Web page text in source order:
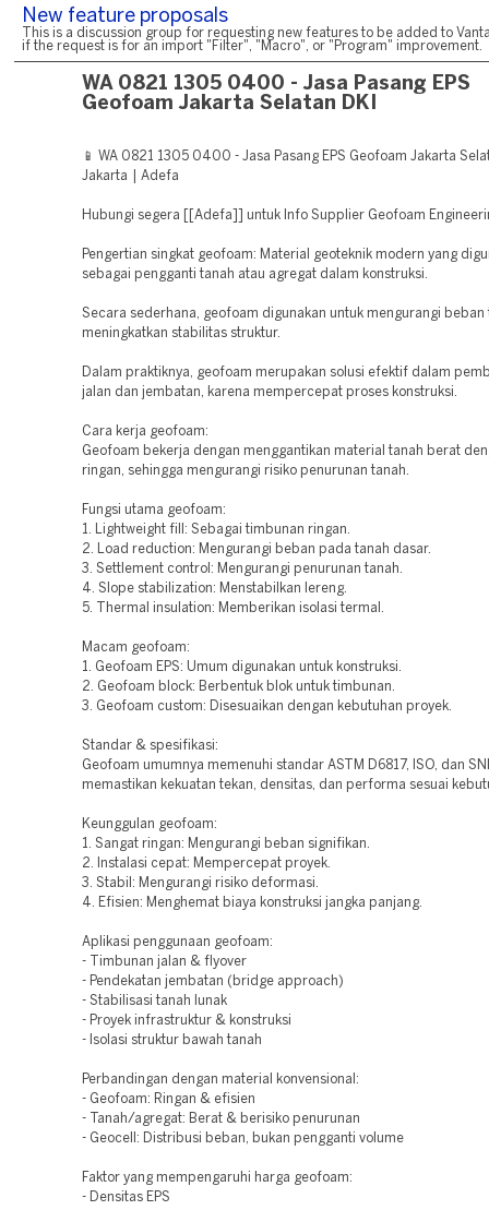
New feature proposals
This is a discussion group for requesting new features to be added to
if the request is for an import "Filter", "Macro", or "Program" improvement.
WA 0821 1305 0400 - Jasa Pasang EPS
Geofoam Jakarta Selatan DKI
📱 WA 0821 1305 0400 - Jasa Pasang EPS Geofoam Jakarta
Jakarta | Adefa
Hubungi segera [[Adefa]] untuk Info Supplier Geofoam
Pengertian singkat geofoam: Material geoteknik modern yang
sebagai pengganti tanah atau agregat dalam konstruksi.
Secara sederhana, geofoam digunakan untuk mengurangi beban
meningkatkan stabilitas struktur.
Dalam praktiknya, geofoam merupakan solusi efektif dalam
jalan dan jembatan, karena mempercepat proses konstruksi.
Cara kerja geofoam:
Geofoam bekerja dengan menggantikan material tanah berat
ringan, sehingga mengurangi risiko penurunan tanah.
Fungsi utama geofoam:
1. Lightweight fill: Sebagai timbunan ringan.
2. Load reduction: Mengurangi beban pada tanah dasar.
3. Settlement control: Mengurangi penurunan tanah.
4. Slope stabilization: Menstabilkan lereng.
5. Thermal insulation: Memberikan isolasi termal.
Macam geofoam:
1. Geofoam EPS: Umum digunakan untuk konstruksi.
2. Geofoam block: Berbentuk blok untuk timbunan.
3. Geofoam custom: Disesuaikan dengan kebutuhan proyek.
Standar & spesifikasi:
Geofoam umumnya memenuhi standar ASTM D6817, ISO, dan
memastikan kekuatan tekan, densitas, dan performa sesuai
Keunggulan geofoam:
1. Sangat ringan: Mengurangi beban signifikan.
2. Instalasi cepat: Mempercepat proyek.
3. Stabil: Mengurangi risiko deformasi.
4. Efisien: Menghemat biaya konstruksi jangka panjang.
Aplikasi penggunaan geofoam:
- Timbunan jalan & flyover
- Pendekatan jembatan (bridge approach)
- Stabilisasi tanah lunak
- Proyek infrastruktur & konstruksi
- Isolasi struktur bawah tanah
Perbandingan dengan material konvensional:
- Geofoam: Ringan & efisien
- Tanah/agregat: Berat & berisiko penurunan
- Geocell: Distribusi beban, bukan pengganti volume
Faktor yang mempengaruhi harga geofoam:
- Densitas EPS